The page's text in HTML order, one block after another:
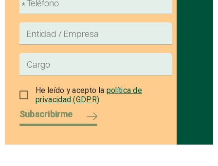
He leído y acepto la política de
privacidad (GDPR).
Subscribirme